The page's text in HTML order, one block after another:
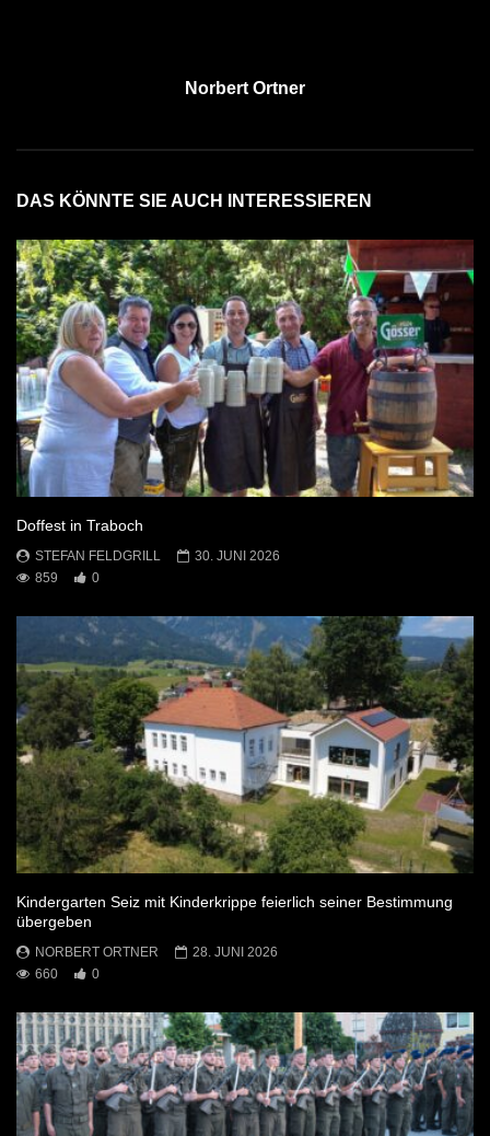
Norbert Ortner
DAS KÖNNTE SIE AUCH INTERESSIEREN
Doffest in Traboch
STEFAN FELDGRILL
30. JUNI 2026
859
0
Kindergarten Seiz mit Kinderkrippe feierlich seiner Bestimmung
übergeben
NORBERT ORTNER
28. JUNI 2026
660
0